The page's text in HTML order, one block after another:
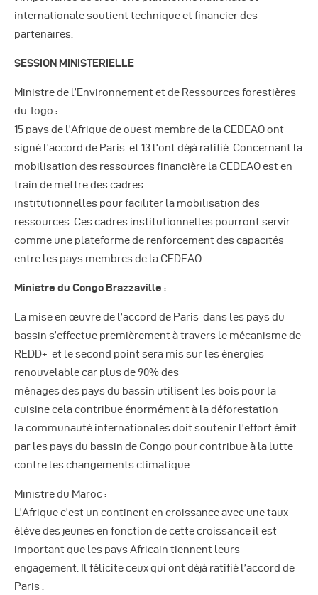
internationale soutient technique et financier des
partenaires.
SESSION MINISTERIELLE
Ministre de l’Environnement et de Ressources forestières
du Togo :
15 pays de l’Afrique de ouest membre de la CEDEAO ont
signé l’accord de Paris et 13 l’ont déjà ratifié. Concernant la
mobilisation des ressources financière la CEDEAO est en
train de mettre des cadres
institutionnelles pour faciliter la mobilisation des
ressources. Ces cadres institutionnelles pourront servir
comme une plateforme de renforcement des capacités
entre les pays membres de la CEDEAO.
Ministre du Congo Brazzaville :
La mise en œuvre de l’accord de Paris dans les pays du
bassin s’effectue premièrement à travers le mécanisme de
REDD+ et le second point sera mis sur les énergies
renouvelable car plus de 90% des
ménages des pays du bassin utilisent les bois pour la
cuisine cela contribue énormément à la déforestation
la communauté internationales doit soutenir l’effort émit
par les pays du bassin de Congo pour contribue à la lutte
contre les changements climatique.
Ministre du Maroc :
L’Afrique c’est un continent en croissance avec une taux
élève des jeunes en fonction de cette croissance il est
important que les pays Africain tiennent leurs
engagement. Il félicite ceux qui ont déjà ratifié l’accord de
Paris .